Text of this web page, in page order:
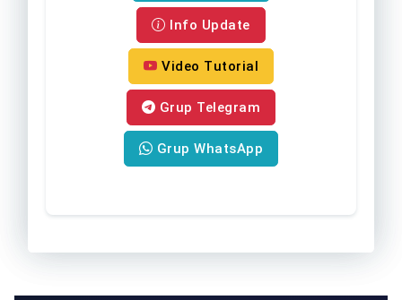
Info Update
Video Tutorial
Grup Telegram
Grup WhatsApp